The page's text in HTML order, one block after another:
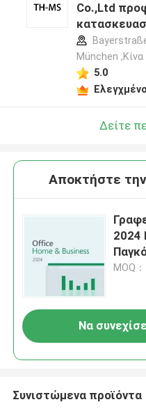
Co.,Ltd
München ,Κίνα
5.0
Δείτε
Αποκτήστε την
2024
MOQ
Να
Συνιστώμενα προϊόντα